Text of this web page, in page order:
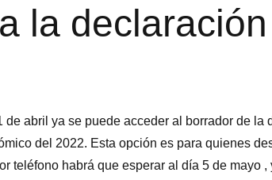
la
de abril ya se puede acceder al borrador de la
del 2022. Esta opción es para quienes
teléfono habrá que esperar al día 5 de mayo